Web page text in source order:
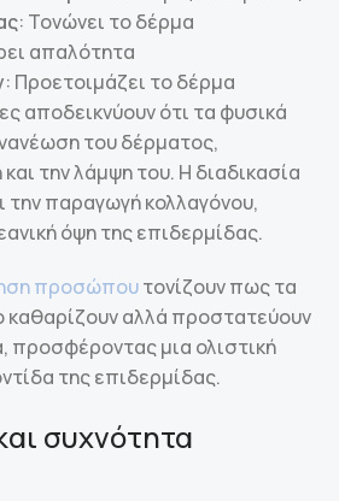
: Τονώνει το δέρμα
απαλότητα
: Προετοιμάζει το δέρμα
αποδεικνύουν ότι τα φυσικά
του δέρματος,
την λάμψη του. Η διαδικασία
την παραγωγή κολλαγόνου,
όψη της επιδερμίδας.
προσώπουτονίζουν πως τα
καθαρίζουν αλλά προστατεύουν
προσφέροντας μια ολιστική
της επιδερμίδας.
συχνότητα